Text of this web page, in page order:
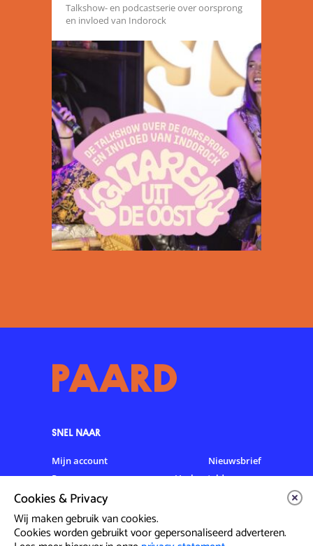
Talkshow- en podcastserie over oorsprong
en invloed van Indorock
SNEL NAAR
Mijn account
Nieuwsbrief
Programma
Veelgestelde vragen
Partners & Sponsoren
Artiesten info
Cookies & Privacy
Wij maken gebruik van cookies.
Cookies worden gebruikt voor gepersonaliseerd adverteren.